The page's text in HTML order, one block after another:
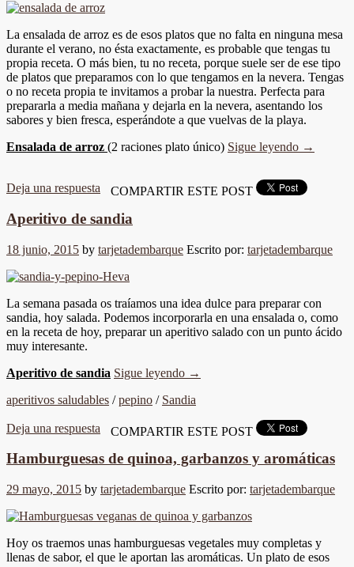
La ensalada de arroz es de esos platos que no falta en ninguna mesa
durante el verano, no ésta exactamente, es probable que tengas tu
propia receta. O más bien, tu no receta, porque suele ser de ese tipo
de platos que preparamos con lo que tengamos en la nevera. Tengas
o no receta propia te invitamos a probar la nuestra. Perfecta para
prepararla a media mañana y dejarla en la nevera, asentando los
sabores y bien fresca, esperándote a que vuelvas de la playa.
Ensalada de arroz (2 raciones plato único) Sigue leyendo →
Deja una respuesta COMPARTIR ESTE POST
Aperitivo de sandia
18 junio, 2015 by tarjetadembarque Escrito por: tarjetadembarque
La semana pasada os traíamos una idea dulce para preparar con
sandia, hoy salada. Podemos incorporarla en una ensalada o, como
en la receta de hoy, preparar un aperitivo salado con un punto ácido
muy interesante.
Aperitivo de sandia Sigue leyendo →
aperitivos saludables /pepino / Sandia
Deja una respuesta COMPARTIR ESTE POST
Hamburguesas de quinoa, garbanzos y aromáticas
29 mayo, 2015 by tarjetadembarque Escrito por: tarjetadembarque
Hoy os traemos unas hamburguesas vegetales muy completas y
llenas de sabor, el que le aportan las aromáticas. Un plato de esos